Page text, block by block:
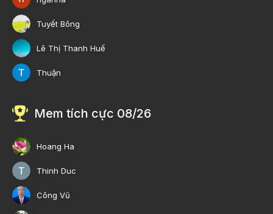
Tuyết Bông
Lê Thị Thanh Huế
Thuận
Mem tích cực 08/26
Hoang Ha
Thinh Duc
Công Vũ